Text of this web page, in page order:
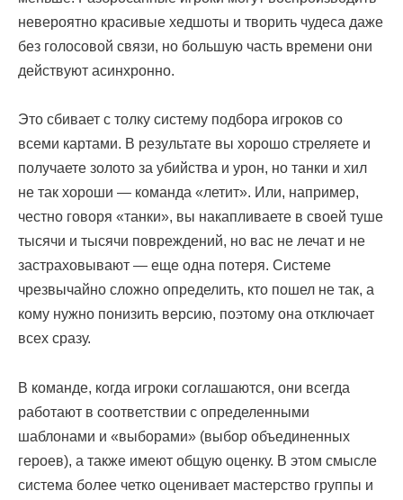
невероятно красивые хедшоты и творить чудеса даже
без голосовой связи, но большую часть времени они
действуют асинхронно.
Это сбивает с толку систему подбора игроков со
всеми картами. В результате вы хорошо стреляете и
получаете золото за убийства и урон, но танки и хил
не так хороши — команда «летит». Или, например,
честно говоря «танки», вы накапливаете в своей туше
тысячи и тысячи повреждений, но вас не лечат и не
застраховывают — еще одна потеря. Системе
чрезвычайно сложно определить, кто пошел не так, а
кому нужно понизить версию, поэтому она отключает
всех сразу.
В команде, когда игроки соглашаются, они всегда
работают в соответствии с определенными
шаблонами и «выборами» (выбор объединенных
героев), а также имеют общую оценку. В этом смысле
система более четко оценивает мастерство группы и